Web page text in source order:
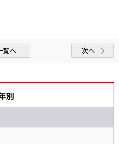
覧へ 次へ
別